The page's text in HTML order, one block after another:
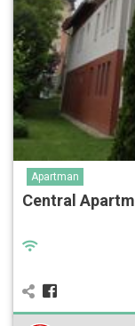
Apartman
Central